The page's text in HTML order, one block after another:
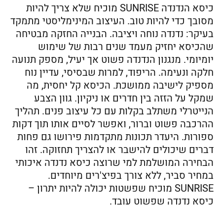
כיסא הנדנדה SUNRISE מוכיח שלא צריך להיות
מסובך כדי להיות טוב. העיצוב המינימליסטי מתמקד
בעיקר: נדנדה נוחה ויציבה. הבנייה החזקה מבטיחה
שהכיסא יחזיק מעמד שנים רבות של שימוש
יומיומי. מנגנון הנדנדה פשוט אך יעיל, מספק תנועה
חלקה ונעימה. הריפוד, למרות שבסיסי, עדיין נוח
מספיק לישיבה ממושכת. הכיסא קל יחסית, מה
שמקל על הזזה בין חדרים או ניקיון. גוון הצבע
הנייטרלי משתלב בקלות עם כל עיצוב פנים. תהליך
ההרכבה פשוט וברור, ואפשר לסיים אותו תוך דקות
ספורות. היעדר תכונות מתקדמות פירושו גם פחות
דברים שיכולים להישבר או להצריך תחזוקה. זהו
הבחירה המושלמת למי שרוצה כיסא נדנדה איכותי
במחיר סביר, ללא צורך בפיצ'רים מיוחדים.
SUNRISE מוכיח שפשטות יכולה להיות יתרון –
כיסא נדנדה שפשוט עובד.